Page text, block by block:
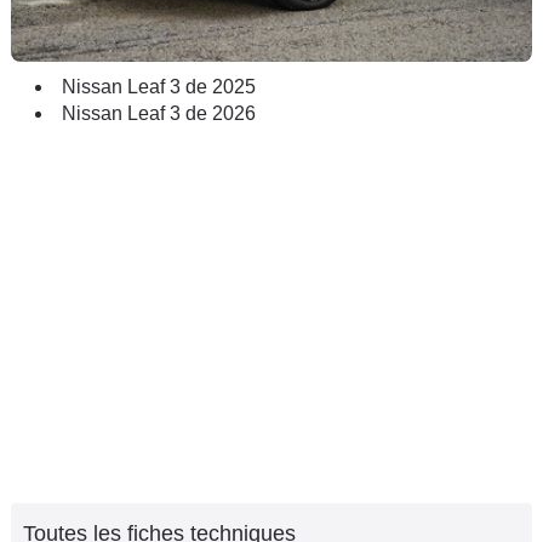
Nissan Leaf 3 de 2025
Nissan Leaf 3 de 2026
Toutes les fiches techniques